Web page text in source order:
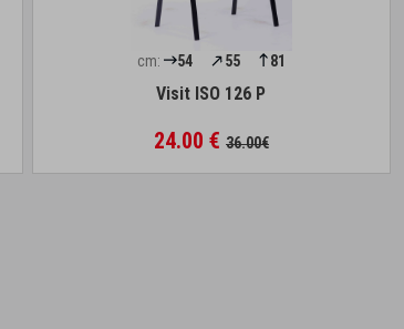
cm: 54 55 81
Visit ISO 126 P
24.00 € 36.00€